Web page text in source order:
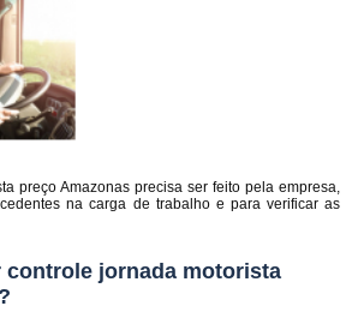
preço Amazonas precisa ser feito pela empresa,
na carga de trabalho e para verificar as
controle jornada motorista